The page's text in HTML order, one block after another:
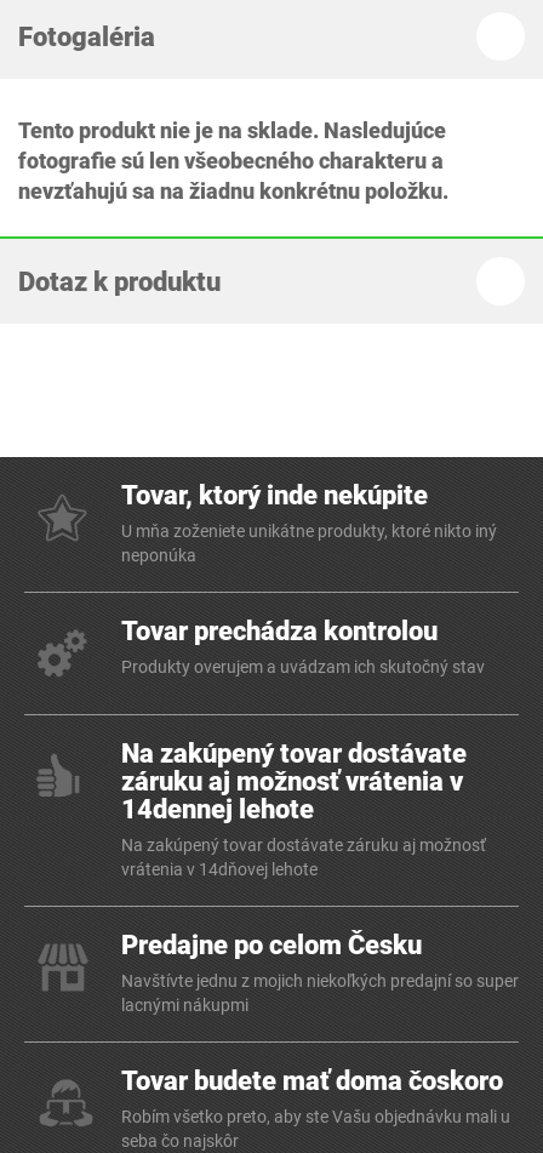
Fotogaléria
Tento produkt nie je na sklade. Nasledujúce
fotografie sú len všeobecného charakteru a
nevzťahujú sa na žiadnu konkrétnu položku.
Dotaz k produktu
Tovar, ktorý inde nekúpite
U mňa zoženiete unikátne produkty, ktoré nikto iný
neponúka
Tovar prechádza kontrolou
Produkty overujem a uvádzam ich skutočný stav
Na zakúpený tovar dostávate
záruku aj možnosť vrátenia v
14dennej lehote
Na zakúpený tovar dostávate záruku aj možnosť
vrátenia v 14dňovej lehote
Predajne po celom Česku
Navštívte jednu z mojich niekoľkých predajní so super
lacnými nákupmi
Tovar budete mať doma čoskoro
Robím všetko preto, aby ste Vašu objednávku mali u
seba čo najskôr